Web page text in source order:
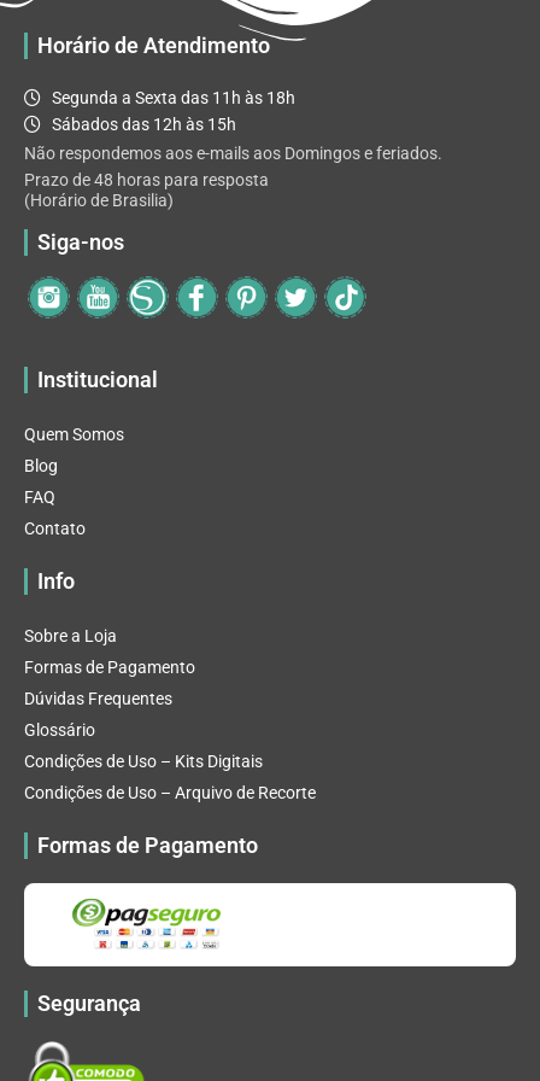
Horário de Atendimento
Segunda a Sexta das 11h às 18h
Sábados das 12h às 15h
Não respondemos aos e-mails aos Domingos e feriados.
Prazo de 48 horas para resposta
(Horário de Brasilia)
Siga-nos
Institucional
Quem Somos
Blog
FAQ
Contato
Info
Sobre a Loja
Formas de Pagamento
Dúvidas Frequentes
Glossário
Condições de Uso – Kits Digitais
Condições de Uso – Arquivo de Recorte
Formas de Pagamento
Segurança